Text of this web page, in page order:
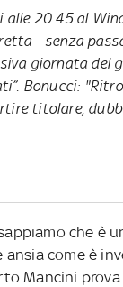
alle 20.45 al
- senza
giornata del
Bonucci:
titolare,
che è
come è
Mancini